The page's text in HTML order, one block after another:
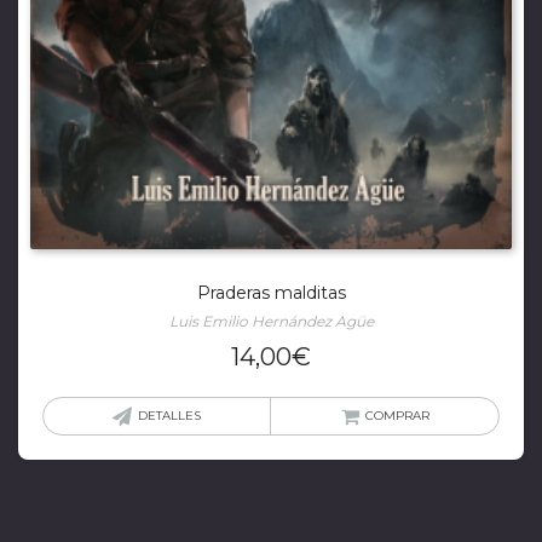
Praderas malditas
Luis Emilio Hernández Agüe
14,00€
DETALLES COMPRAR